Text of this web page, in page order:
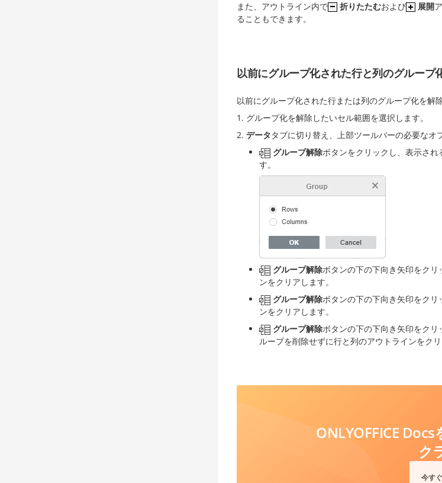
また、アウトライン内で 折りたたむおよび 展開
ることもできます。
以前にグループ化された行と列のグループ
以前にグループ化された行または列のグループ化を解
グループ化を解除したいセル範囲を選択します。
データ タブに切り替え、上部ツールバーの必要なオ
グループ解除ボタンをクリックし、表示され
す。
グループ解除ボタンの下の下向き矢印をクリ
ンをクリアします。
グループ解除ボタンの下の下向き矢印をクリ
ンをクリアします。
グループ解除ボタンの下の下向き矢印をクリ
ループを削除せずに行と列のアウトラインをクリ
ONLYOFFICE
ク
今す